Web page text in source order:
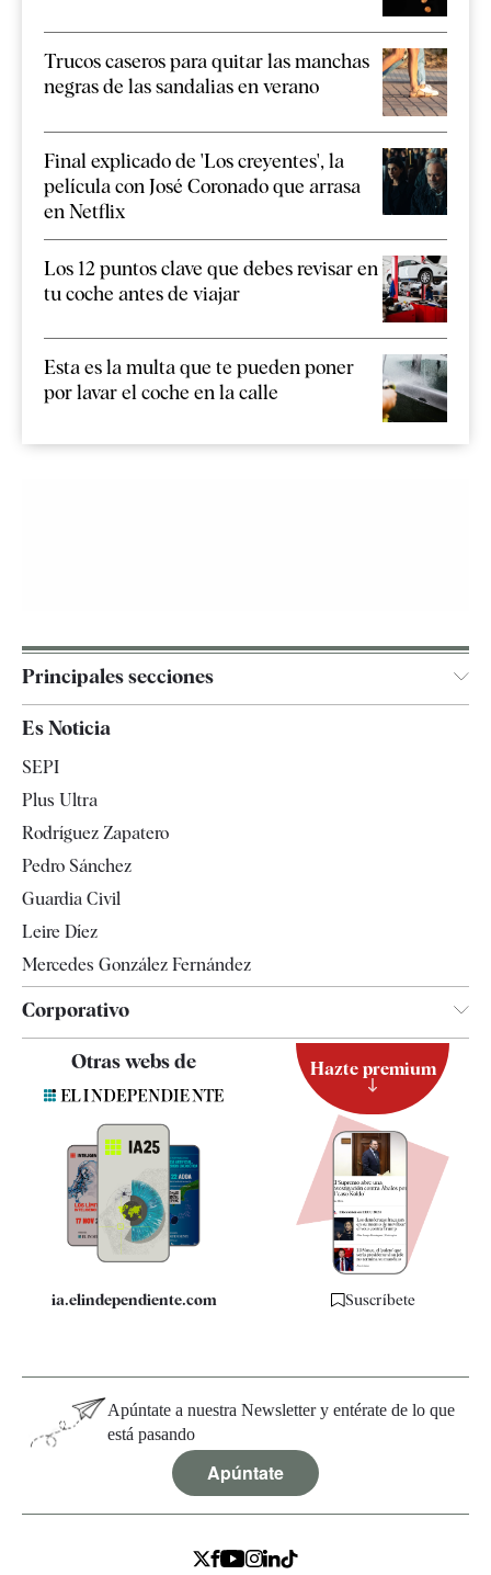
Trucos caseros para quitar las manchas
negras de las sandalias en verano
Final explicado de 'Los creyentes', la
película con José Coronado que arrasa
en Netflix
Los 12 puntos clave que debes revisar en
tu coche antes de viajar
Esta es la multa que te pueden poner
por lavar el coche en la calle
Principales secciones
España
Televisión
Es Noticia
SEPI
Plus Ultra
Rodríguez Zapatero
Pedro Sánchez
Guardia Civil
Leire Díez
Mercedes González Fernández
Corporativo
Contacto
Quiénes somos
Especificaciones
Otras webs de
ia.elindependiente.com
Hazte premium
Suscríbete
Apúntate a nuestra Newsletter y entérate de lo que
está pasando
Apúntate